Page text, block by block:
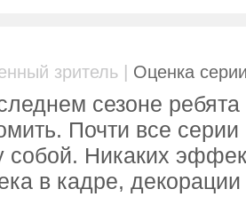
зритель | Оценка
сезоне
Почти все
собой. Никаких
в кадре,